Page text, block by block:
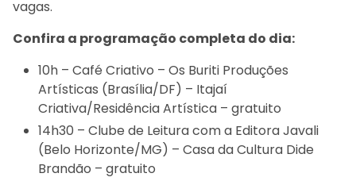
vagas.
Confira a programação completa do dia:
10h – Café Criativo – Os Buriti Produções
Artísticas (Brasília/DF) – Itajaí
Criativa/Residência Artística – gratuito
14h30 – Clube de Leitura com a Editora Javali
(Belo Horizonte/MG) – Casa da Cultura Dide
Brandão – gratuito